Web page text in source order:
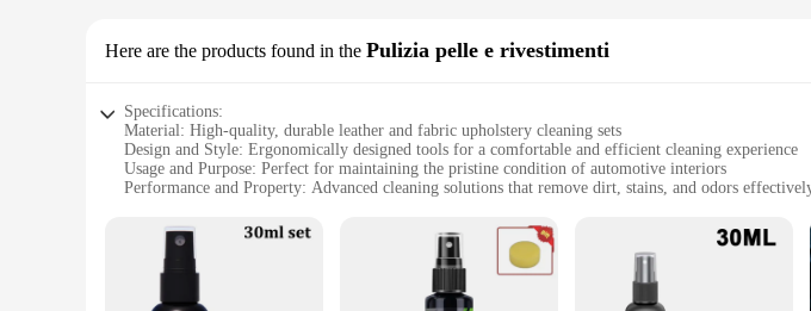
Here are the products found in the Pulizia pelle e rivestimenti
Specifications:
Material: High-quality, durable leather and fabric upholstery cleaning sets
Design and Style: Ergonomically designed tools for a comfortable and efficient cleaning experience
Usage and Purpose: Perfect for maintaining the pristine condition of automotive interiors
Performance and Property: Advanced cleaning solutions that remove dirt, stains, and odors
Applicable People: Ideal for both professional detailers and car enthusiasts
Features: